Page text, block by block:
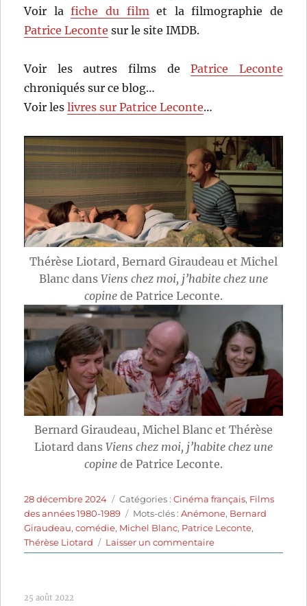
Voir lafiche du filmet la filmographie de
Patrice Leconte sur le site IMDB.
Voir les autres films dePatrice Leconte
chroniqués sur ce blog…
Voir leslivres sur Patrice Leconte…
Thérèse Liotard, Bernard Giraudeau et Michel
Blanc dans Viens chez moi, j’habite chez une
copine de Patrice Leconte.
Bernard Giraudeau, Michel Blanc et Thérèse
Liotard dans Viens chez moi, j’habite chez une
copine de Patrice Leconte.
Publié
le
28 décembre 2024 Catégories
Catégories :Cinéma français, Films
des années 1980-1989
Étiquettes
Mots-clés :Anémone, Bernard
Giraudeau,comédie, Michel Blanc, Patrice Leconte,
Thérèse Liotard
Laisser un commentairesur
Viens
25 août 2022